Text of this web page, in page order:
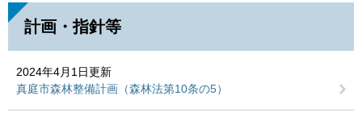
計画・指針等
2024年4月1日更新
真庭市森林整備計画（森林法第10条の5）